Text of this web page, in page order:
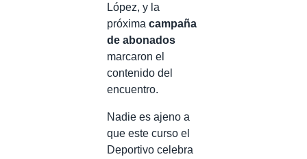
López, y la
próxima campaña
de abonados
marcaron el
contenido del
encuentro.
Nadie es ajeno a
que este curso el
Deportivo celebra